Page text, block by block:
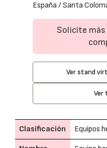
España / Santa
Solicite
Ver stand
Ver
Clasificación Equipos